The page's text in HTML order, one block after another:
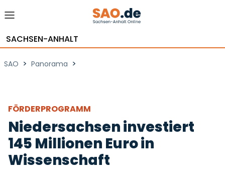
SACHSEN-ANHALT
SAO > Panorama >
FÖRDERPROGRAMM
Niedersachsen investiert
145 Millionen Euro in
Wissenschaft